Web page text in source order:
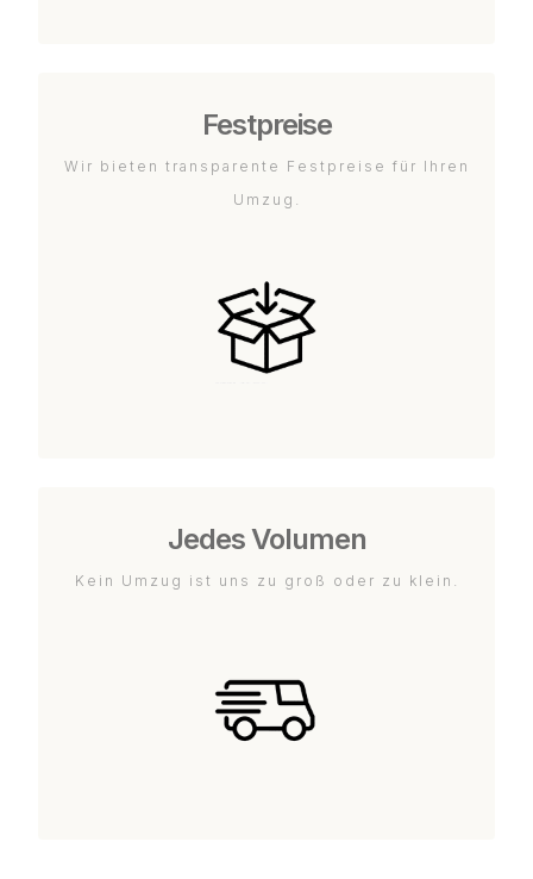
Festpreise
Wir bieten transparente Festpreise für Ihren
Umzug.
Jedes Volumen
Kein Umzug ist uns zu groß oder zu klein.